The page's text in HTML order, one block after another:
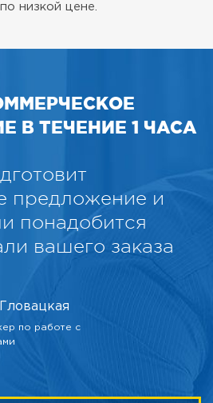
низкой цене.
В ТЕЧЕНИЕ 1 ЧАСА
предложение и
понадобится
вашего заказа
по работе с